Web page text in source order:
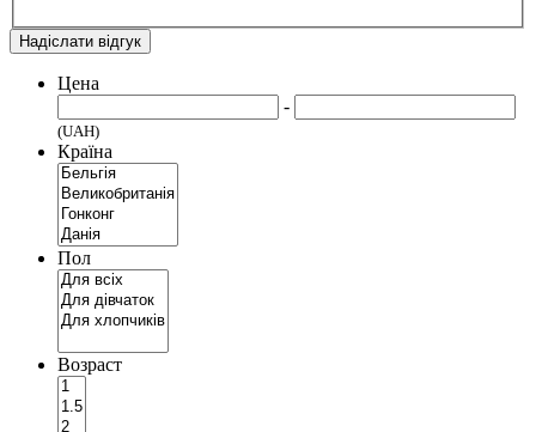
Надіслати відгук
Цена
-
(UAH)
Країна
Пол
Возраст